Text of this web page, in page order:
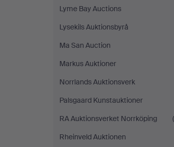
Lyme Bay Auctions
Lysekils Auktionsbyrå
Ma San Auction
Markus Auktioner
Norrlands Auktionsverk
Palsgaard Kunstauktioner
RA Auktionsverket Norrköping
Rheinveld Auktionen